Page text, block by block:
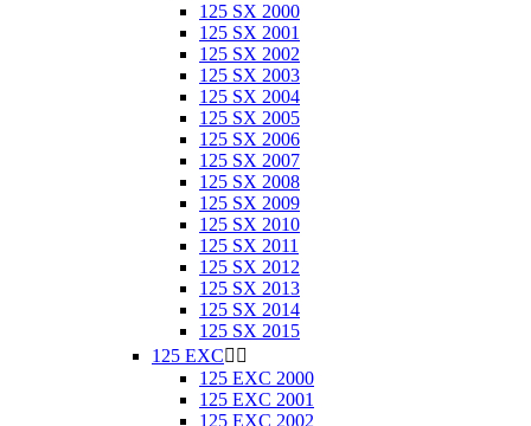
125 SX 2000
125 SX 2001
125 SX 2002
125 SX 2003
125 SX 2004
125 SX 2005
125 SX 2006
125 SX 2007
125 SX 2008
125 SX 2009
125 SX 2010
125 SX 2011
125 SX 2012
125 SX 2013
125 SX 2014
125 SX 2015
125 EXC 
125 EXC 2000
125 EXC 2001
125 EXC 2002